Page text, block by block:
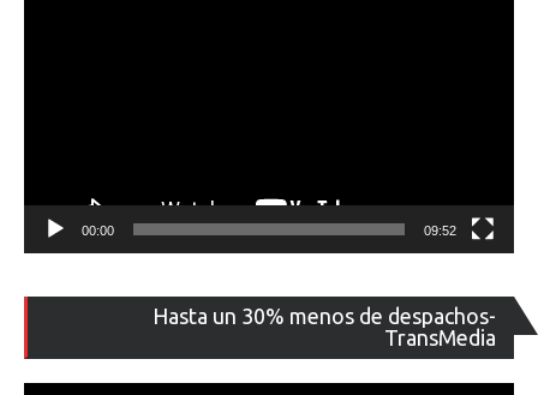
00:00 09:52
Hasta un 30% menos de despachos-
TransMedia
de